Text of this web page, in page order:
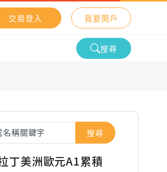
交易登入 我要開戶
搜尋
搜尋
丁美洲歐元A1累積